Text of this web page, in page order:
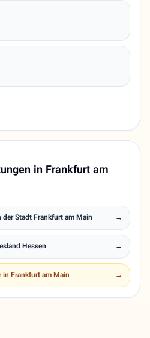
in Frankfurt am
Stadt Frankfurt am Main →
Hessen →
in Frankfurt am Main →